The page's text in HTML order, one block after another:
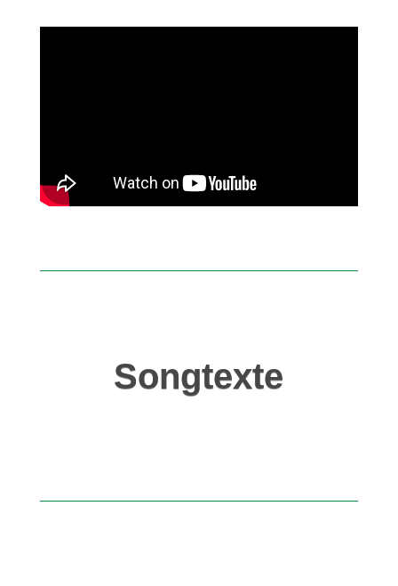
Songtexte